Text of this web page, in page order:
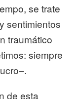
se trate
sentimientos
traumático
siempre
de esta